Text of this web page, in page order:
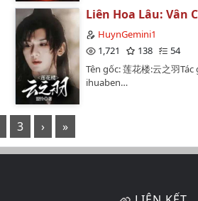
Liên Hoa Lâu: Vân
HuynGemini1
1,721
138
54
Tên gốc: 莲花楼:云之羽
ihuaben…
3 › »